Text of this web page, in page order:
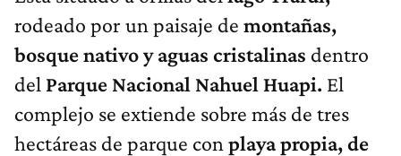
rodeado por un paisaje de montañas,
bosque nativo y aguas cristalinas dentro
del Parque Nacional Nahuel Huapi. El
complejo se extiende sobre más de tres
hectáreas de parque con playa propia, de